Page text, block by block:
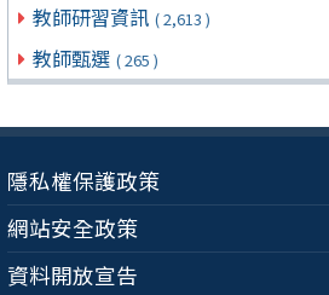
教師研習資訊 ( 2,613 )
教師甄選 ( 265 )
隱私權保護政策
網站安全政策
資料開放宣告